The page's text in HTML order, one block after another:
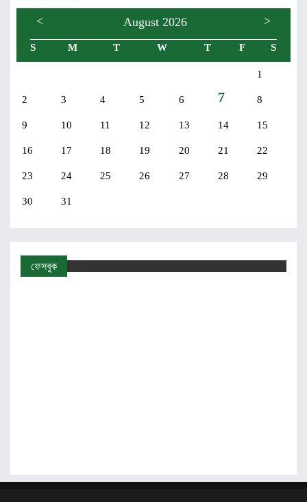
< August 2026 >
S M T W T F S
1
2 3 4 5 6 7 8
9 10 11 12 13 14 15
16 17 18 19 20 21 22
23 24 25 26 27 28 29
30 31
ফেসবুক